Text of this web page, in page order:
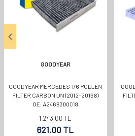
GOODYEAR
GOODYEAR MERCEDES 176 POLLEN
FILTER CARBON UN (2012-20198)
OE: A2468300018
1,243.00TL
621.00 TL